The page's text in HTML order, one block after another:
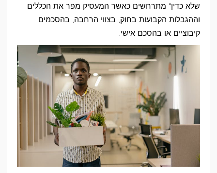
שלא כדין" מתרחשים כאשר המעסיק מפר את הכללים
וההגבלות הקבועות בחוק, בצווי הרחבה, בהסכמים
קיבוציים או בהסכם אישי.